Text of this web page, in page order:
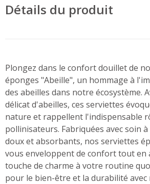
Détails du produit
Plongez dans le confort douillet de
éponges "Abeille", un hommage à
des abeilles dans notre écosystème.
délicat d'abeilles, ces serviettes
nature et rappellent l'indispensable
pollinisateurs. Fabriquées avec soin
doux et absorbants, nos serviettes
vous enveloppent de confort tout en
touche de charme à votre routine
pour le bien-être et la durabilité avec